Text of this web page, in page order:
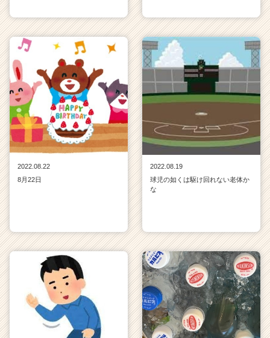
2022.08.22
8月22日
2022.08.19
球児の如くは駆け回れない老体か
な